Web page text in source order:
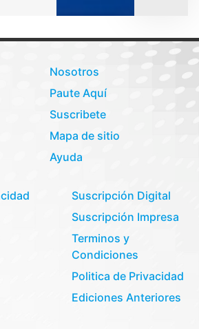
Nosotros
Paute Aquí
Suscribete
Mapa de sitio
Ayuda
Suscripción Digital
Suscripción Impresa
Terminos y
Condiciones
Politica de Privacidad
Ediciones Anteriores